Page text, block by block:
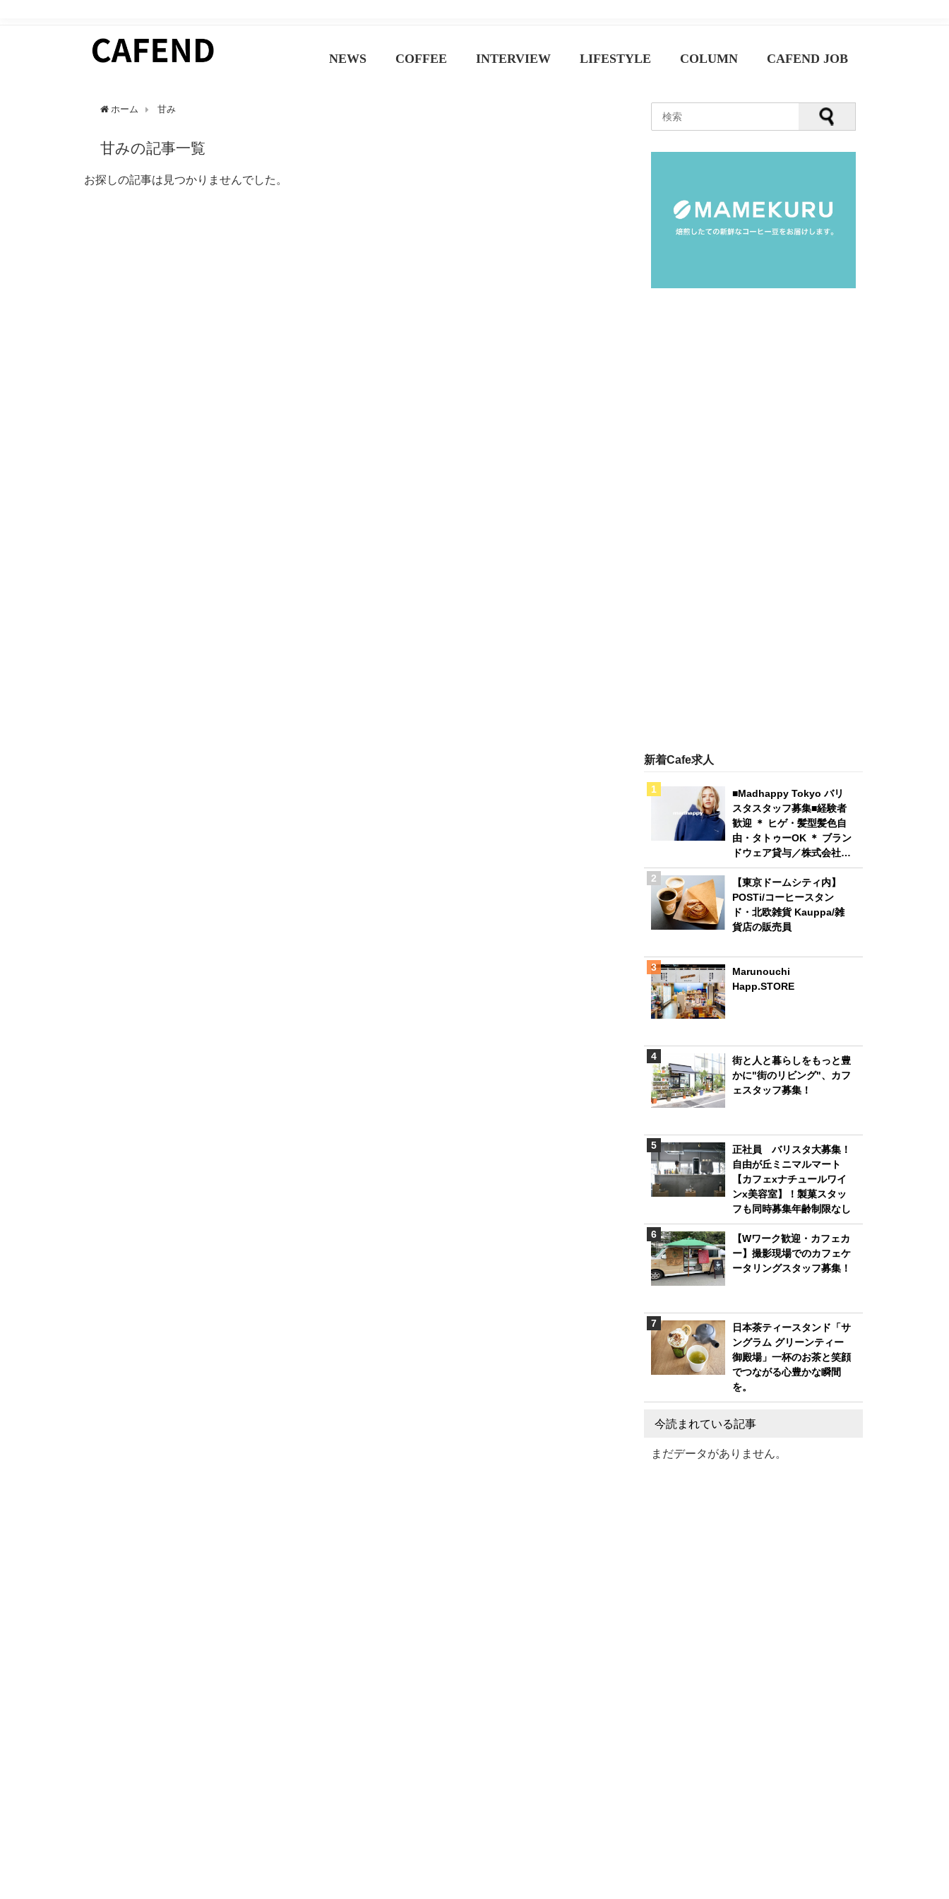
NEWS COFFEE INTERVIEW LIFESTYLE COLUMN CAFEND JOB
ホーム 甘み
甘みの記事一覧
お探しの記事は見つかりませんでした。
新着Cafe求人
■Madhappy Tokyo バリ
スタスタッフ募集■経験者
歓迎 ＊ ヒゲ・髪型髪色自
由・タトゥーOK ＊ ブラン
ドウェア貸与／株式会社
Madhappy Japan
【東京ドームシティ内】
POSTi/コーヒースタン
ド・北欧雑貨 Kauppa/雑
貨店の販売員
Marunouchi
Happ.STORE
街と人と暮らしをもっと豊
かに"街のリビング"、カフ
ェスタッフ募集！
正社員 バリスタ大募集！
自由が丘ミニマルマート
【カフェxナチュールワイ
ンx美容室】！製菓スタッ
フも同時募集年齢制限なし
【Wワーク歓迎・カフェカ
ー】撮影現場でのカフェケ
ータリングスタッフ募集！
日本茶ティースタンド「サ
ングラム グリーンティー
御殿場」一杯のお茶と笑顔
でつながる心豊かな瞬間
を。
今読まれている記事
まだデータがありません。